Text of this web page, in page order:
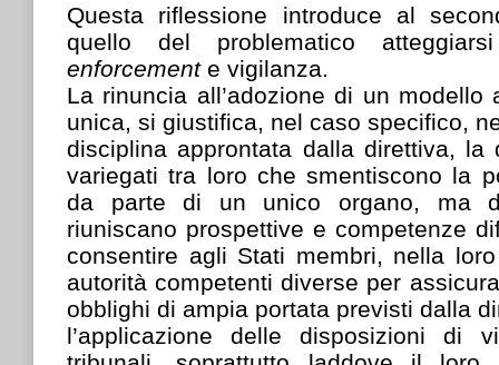
Questa riflessione introduce al
quello del problematico
enforcement e vigilanza.
La rinuncia all’adozione di un modello
unica, si giustifica, nel caso specifico,
disciplina approntata dalla direttiva, la
variegati tra loro che smentiscono la
da parte di un unico organo, ma
riuniscano prospettive e competenze
consentire agli Stati membri, nella
autorità competenti diverse per
obblighi di ampia portata previsti dalla
l’applicazione delle disposizioni di